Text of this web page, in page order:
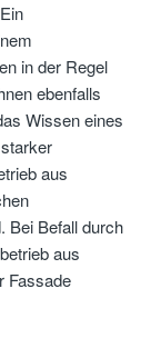
in der Regel
ebenfalls
Wissen eines
aus
Bei Befall durch
aus
Fassade